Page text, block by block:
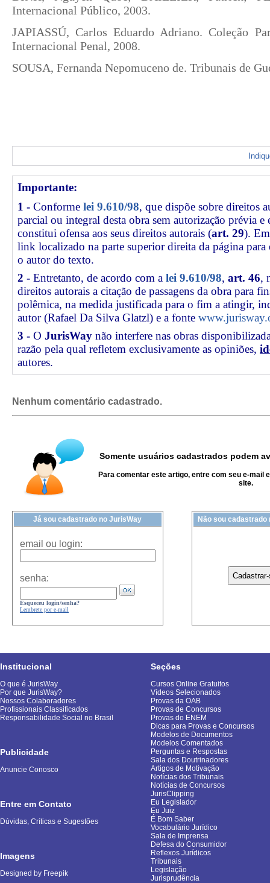
Internacional Público, 2003.
JAPIASSÚ, Carlos Eduardo Adriano. Coleção
Internacional Penal, 2008.
SOUSA, Fernanda Nepomuceno de. Tribunais de
Importante:
1 - Conforme lei 9.610/98, que dispõe sobre direitos
parcial ou integral desta obra sem autorização prévia e
constitui ofensa aos seus direitos autorais (art. 29).
link localizado na parte superior direita da página
o autor do texto.
2 - Entretanto, de acordo com a lei 9.610/98, art. 46,
direitos autorais a citação de passagens da obra para
polêmica, na medida justificada para o fim a atingir,
autor (Rafael Da Silva Glatzl) e a fonte
3 - O JurisWay não interfere nas obras
razão pela qual refletem exclusivamente as opiniões,
autores.
Nenhum comentário cadastrado.
Somente usuários cadastrados podem
Para comentar este artigo, entre com seu e-mail
site.
Já sou cadastrado no JurisWay
email ou login:
senha:
Esqueceu login/senha?
Lembrete por e-mail
Não sou cadastrado
Institucional
O que é JurisWay
Por que JurisWay?
Nossos Colaboradores
Profissionais Classificados
Responsabilidade Social no Brasil
Publicidade
Anuncie Conosco
Entre em Contato
Dúvidas, Críticas e Sugestões
Imagens
Designed by Freepik
Seções
Cursos Online Gratuitos
Vídeos Selecionados
Provas da OAB
Provas de Concursos
Provas do ENEM
Dicas para Provas e Concursos
Modelos de Documentos
Modelos Comentados
Perguntas e Respostas
Sala dos Doutrinadores
Artigos de Motivação
Notícias dos Tribunais
Notícias de Concursos
JurisClipping
Eu Legislador
Eu Juiz
É Bom Saber
Vocabulário Jurídico
Sala de Imprensa
Defesa do Consumidor
Reflexos Jurídicos
Tribunais
Legislação
Jurisprudência